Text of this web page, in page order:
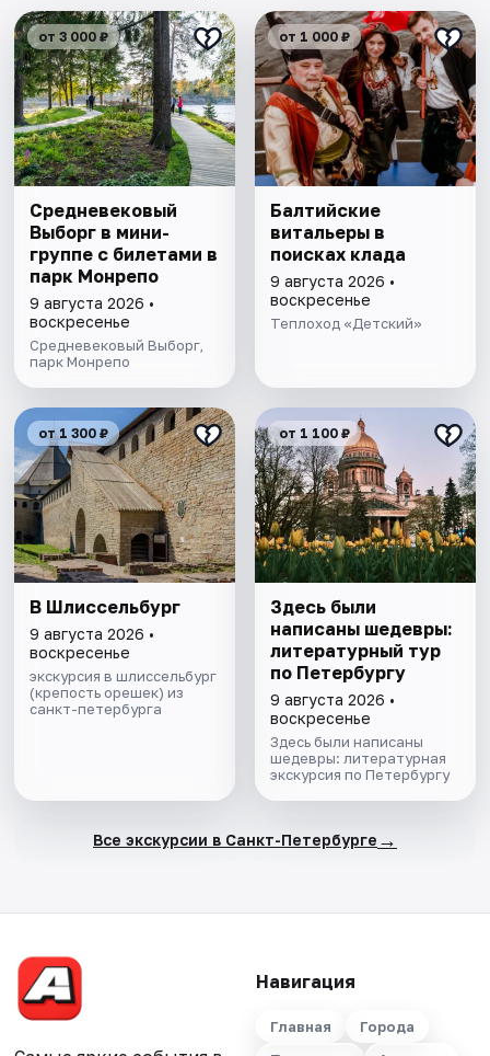
от 3 000 ₽
Cредневековый
Выборг в мини-
группе c билетами в
парк Монрепо
9 августа 2026 •
воскресенье
Средневековый Выборг,
парк Монрепо
от 1 000 ₽
Балтийские
витальеры в
поисках клада
9 августа 2026 •
воскресенье
Теплоход «Детский»
от 1 300 ₽
В Шлиссельбург
9 августа 2026 •
воскресенье
экскурсия в шлиссельбург
(крепость орешек) из
санкт-петербурга
от 1 100 ₽
Здесь были
написаны шедевры:
литературный тур
по Петербургу
9 августа 2026 •
воскресенье
Здесь были написаны
шедевры: литературная
экскурсия по Петербургу
Все экскурсии в Санкт-Петербурге →
Навигация
Главная
Города